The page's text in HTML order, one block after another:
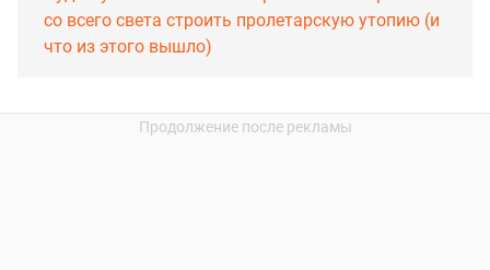
со всего света строить пролетарскую утопию (и
что из этого вышло)